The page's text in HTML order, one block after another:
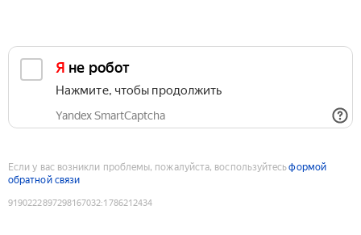
Я не робот
Нажмите, чтобы продолжить
Yandex SmartCaptcha
Если у вас возникли проблемы, пожалуйста, воспользуйтесьформой
обратной связи
9190222897298167032:1786212434